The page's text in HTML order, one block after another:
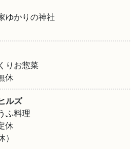
ゆかりの神社
りお惣菜
休
ルズ
ふ料理
休